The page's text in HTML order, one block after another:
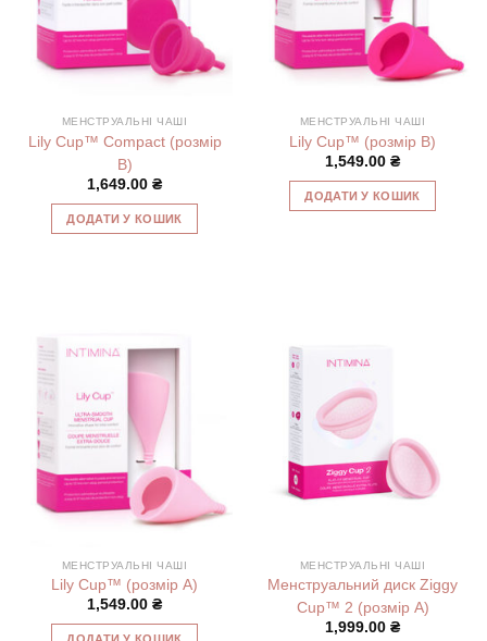
МЕНСТРУАЛЬНІ ЧАШІ
Lily Cup™ Compact (розмір
B)
1,649.00 ₴
ДОДАТИ У КОШИК
МЕНСТРУАЛЬНІ ЧАШІ
Lily Cup™ (розмір В)
1,549.00 ₴
ДОДАТИ У КОШИК
МЕНСТРУАЛЬНІ ЧАШІ
Lily Cup™ (розмір А)
1,549.00 ₴
МЕНСТРУАЛЬНІ ЧАШІ
Менструальний диск Ziggy
Cup™ 2 (розмір А)
1,999.00 ₴